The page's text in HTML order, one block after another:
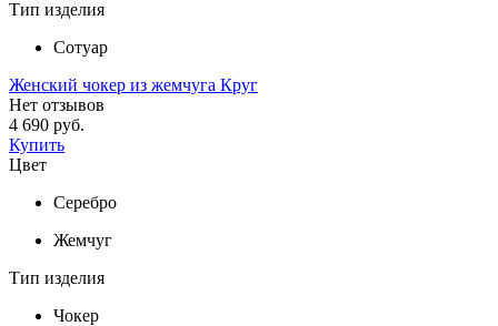
Тип изделия
Сотуар
Женский чокер из жемчуга Круг
Нет отзывов
4 690 руб.
Купить
Цвет
Серебро
Жемчуг
Тип изделия
Чокер